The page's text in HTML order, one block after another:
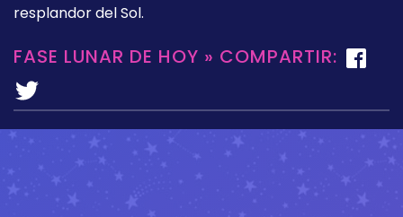
resplandor del Sol.
FASE LUNAR DE HOY » COMPARTIR: